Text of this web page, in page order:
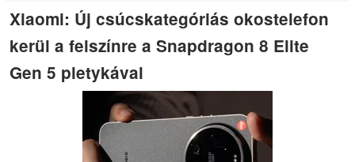
Xiaomi: Új csúcskategóriás okostelefon
kerül a felszínre a Snapdragon 8 Elite
Gen 5 pletykával